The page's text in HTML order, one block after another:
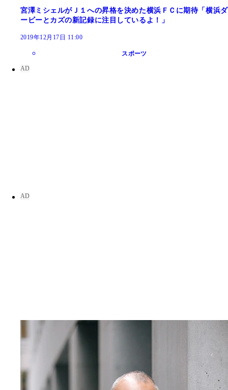
宮澤ミシェルがＪ１への昇格を決めた横浜ＦＣに期待「横浜ダ
ービーとカズの新記録に注目しているよ！」
2019年12月17日 11:00
スポーツ